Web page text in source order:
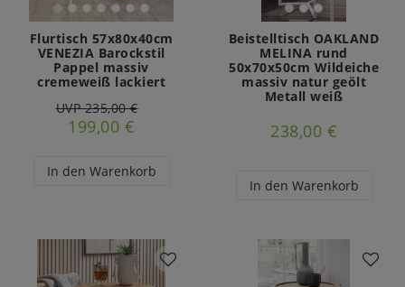
Flurtisch 57x80x40cm
VENEZIA Barockstil
Pappel massiv
cremeweiß lackiert
UVP 235,00 €
199,00 €
In den Warenkorb
Beistelltisch OAKLAND
MELINA rund
50x70x50cm Wildeiche
massiv natur geölt
Metall weiß
238,00 €
In den Warenkorb